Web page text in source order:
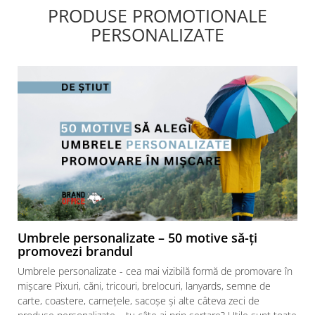
PRODUSE PROMOTIONALE
PERSONALIZATE
Umbrele personalizate – 50 motive să-ți
promovezi brandul
Umbrele personalizate - cea mai vizibilă formă de promovare în
mișcare Pixuri, căni, tricouri, brelocuri, lanyards, semne de
carte, coastere, carnețele, sacoșe și alte câteva zeci de